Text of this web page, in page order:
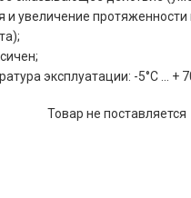
и увеличение
эксплуатации: -5°C ... +
Товар не поставляется